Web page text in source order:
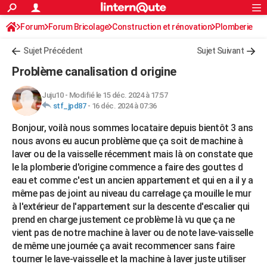
ACTUALITÉS
Politique
Société
Faits Divers
Education
Monde
Villes
+
FINANCE
Retraite
Impôts
Epargne
Immobilier
Risques naturels par ville
Banque
Assurance
Crédit
AUTO
Essais
Réserver un essai
Citadines
Berlines
SUV
Forum auto
+HIGH-TECH
Mobiles
Meilleur smartphone
Internet
Ordinateurs
Jeux vidéo
Guide high-tech
+BRICOLAGE
Forum
Aménagement intérieur
Extérieur
Cuisine
Salle de bains
Jardinage
Rangement
WEEK-END
Guides de France
Escapades
Patrimoine
Expositions
Musées
Week-end nature
+LIFESTYLE
Art de vivre
Bien-être
Loisirs
Mode
Modes de vie
SANTE
Alimentation
Guide de la santé
Maladies
Médicaments
Sommeil
VOYAGE
Rechercher
S'inscrire
Connexion
Forum Forum Bricolage Construction et rénovation Plomberie
Sujet Précédent Sujet Suivant
Problème canalisation d origine
Juju10- Modifié le 15 déc. 2024 à 17:57
stf_jpd87- 16 déc. 2024 à 07:36
Bonjour, voilà nous sommes locataire depuis bientôt 3 ans
nous avons eu aucun problème que ça soit de machine à
laver ou de la vaisselle récemment mais là on constate que
le la plomberie d'origine commence a faire des gouttes d
eau et comme c'est un ancien appartement et qui en a il y a
même pas de joint au niveau du carrelage ça mouille le mur
à l'extérieur de l'appartement sur la descente d'escalier qui
prend en charge justement ce problème là vu que ça ne
vient pas de notre machine à laver ou de note lave-vaisselle
de même une journée ça avait recommencer sans faire
tourner le lave-vaisselle et la machine à laver juste utiliser